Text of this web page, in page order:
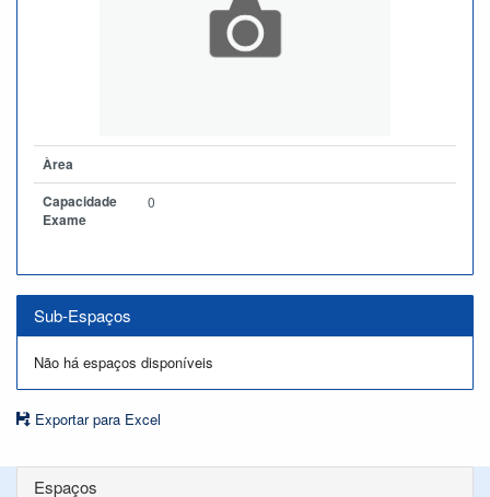
Àrea
Capacidade
Exame
0
Sub-Espaços
Não há espaços disponíveis
Exportar para Excel
Espaços